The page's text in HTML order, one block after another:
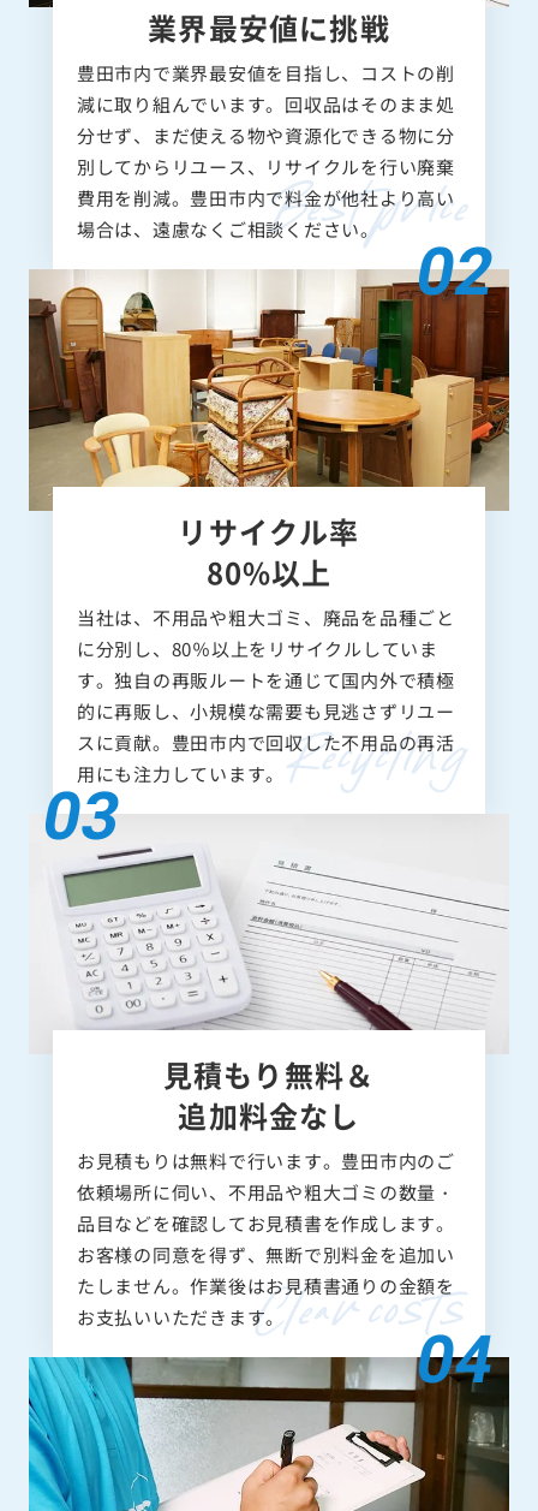
業界最安値に挑戦
豊田市内で業界最安値を目指し、コストの削
減に取り組んでいます。回収品はそのまま処
分せず、まだ使える物や資源化できる物に分
別してからリユース、リサイクルを行い廃棄
費用を削減。豊田市内で料金が他社より高い
場合は、遠慮なくご相談ください。
リサイクル率
80%以上
当社は、不用品や粗大ゴミ、廃品を品種ごと
に分別し、80％以上をリサイクルしていま
す。独自の再販ルートを通じて国内外で積極
的に再販し、小規模な需要も見逃さずリユー
スに貢献。豊田市内で回収した不用品の再活
用にも注力しています。
見積もり無料＆
追加料金なし
お見積もりは無料で行います。豊田市内のご
依頼場所に伺い、不用品や粗大ゴミの数量・
品目などを確認してお見積書を作成します。
お客様の同意を得ず、無断で別料金を追加い
たしません。作業後はお見積書通りの金額を
お支払いいただきます。